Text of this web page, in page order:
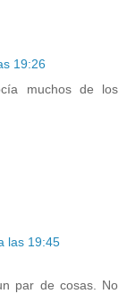
19:26
muchos de los
las 19:45
par de cosas. No